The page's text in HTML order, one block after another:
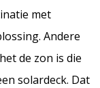
met
Andere
de zon is die
solardeck. Dat